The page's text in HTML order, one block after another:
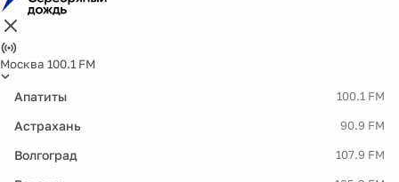
Москва 100.1 FM
Апатиты 100.1 FM
Астрахань 90.9 FM
Волгоград 107.9 FM